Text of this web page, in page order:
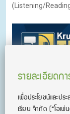
(Listening/
รายละเอียดก
เพื่อประโยชน์และป
เรียน จํากัด (“โอเ